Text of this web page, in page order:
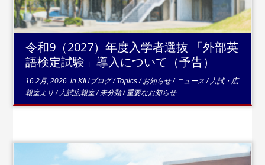
令和9（2027）年度入学者選抜 「外部英
語検定試験」導入について（予告）
16 2月, 2026 inKIUブログ/Topics/お知らせ/ニュース/ 入試・広
報室より/ 入試広報室/未分類/重要なお知らせ